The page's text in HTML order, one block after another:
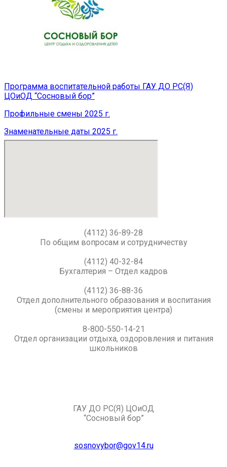
Программа воспитательной работы ГАУ ДО РС(Я)
ЦОиОД “Сосновый бор”
Профильные смены 2025 г.
Знаменательные даты 2025 г.
(4112) 36-89-28
По общим вопросам и сотрудничеству
(4112) 40-32-84
Бухгалтерия – Отдел кадров
(4112) 36-88-36
Отдел дополнительного образования и воспитания
(смены и мероприятия центра)
8-800-550-14-21
Отдел организации отдыха, оздоровления и питания
школьников
ГАУ ДО РС(Я) ЦОиОД
“Сосновый бор”
sosnovybor@gov14.ru